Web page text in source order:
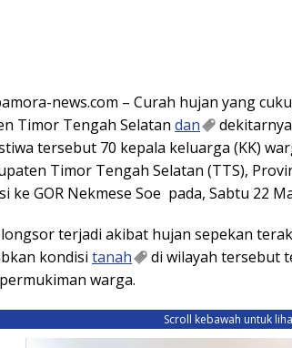
news.com – Curah hujan yang
Timor Tengah Selatan dan
tersebut 70 kepala keluarga (KK)
Timor Tengah Selatan (TTS),
ke GOR Nekmese Soe pada, Sabtu 22
terjadi akibat hujan sepekan
kondisi tanah
di wilayah tersebut
warga.
Scroll kebawah untuk